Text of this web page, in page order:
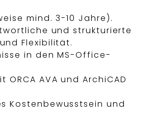
mind. 3-10 Jahre).
und strukturierte
Flexibilität.
in den MS-Office-
AVA und ArchiCAD
Kostenbewusstsein und